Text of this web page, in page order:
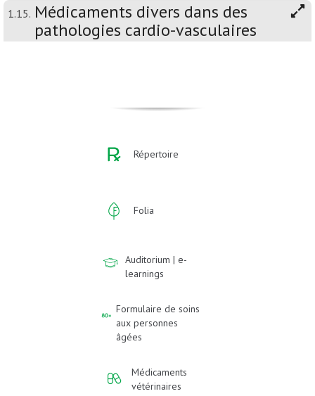
1.15. Médicaments divers dans des
pathologies cardio-vasculaires
Répertoire
Folia
Auditorium | e-
learnings
Formulaire de soins
aux personnes
âgées
Médicaments
vétérinaires